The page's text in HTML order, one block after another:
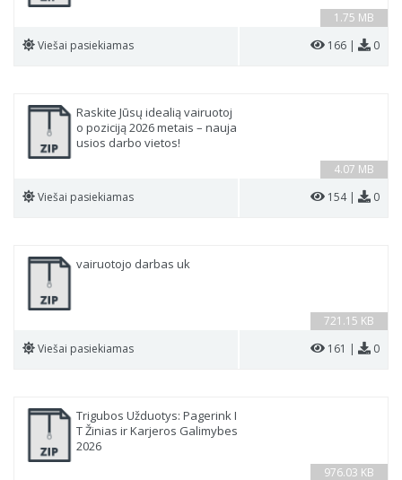
1.75 MB
Viešai pasiekiamas 166 | 0
4.07 MB
Raskite Jūsų idealią vairuotoj
o poziciją 2026 metais – nauja
usios darbo vietos!
Viešai pasiekiamas 154 | 0
721.15 KB
vairuotojo darbas uk
Viešai pasiekiamas 161 | 0
976.03 KB
Trigubos Užduotys: Pagerink I
T Žinias ir Karjeros Galimybes
2026